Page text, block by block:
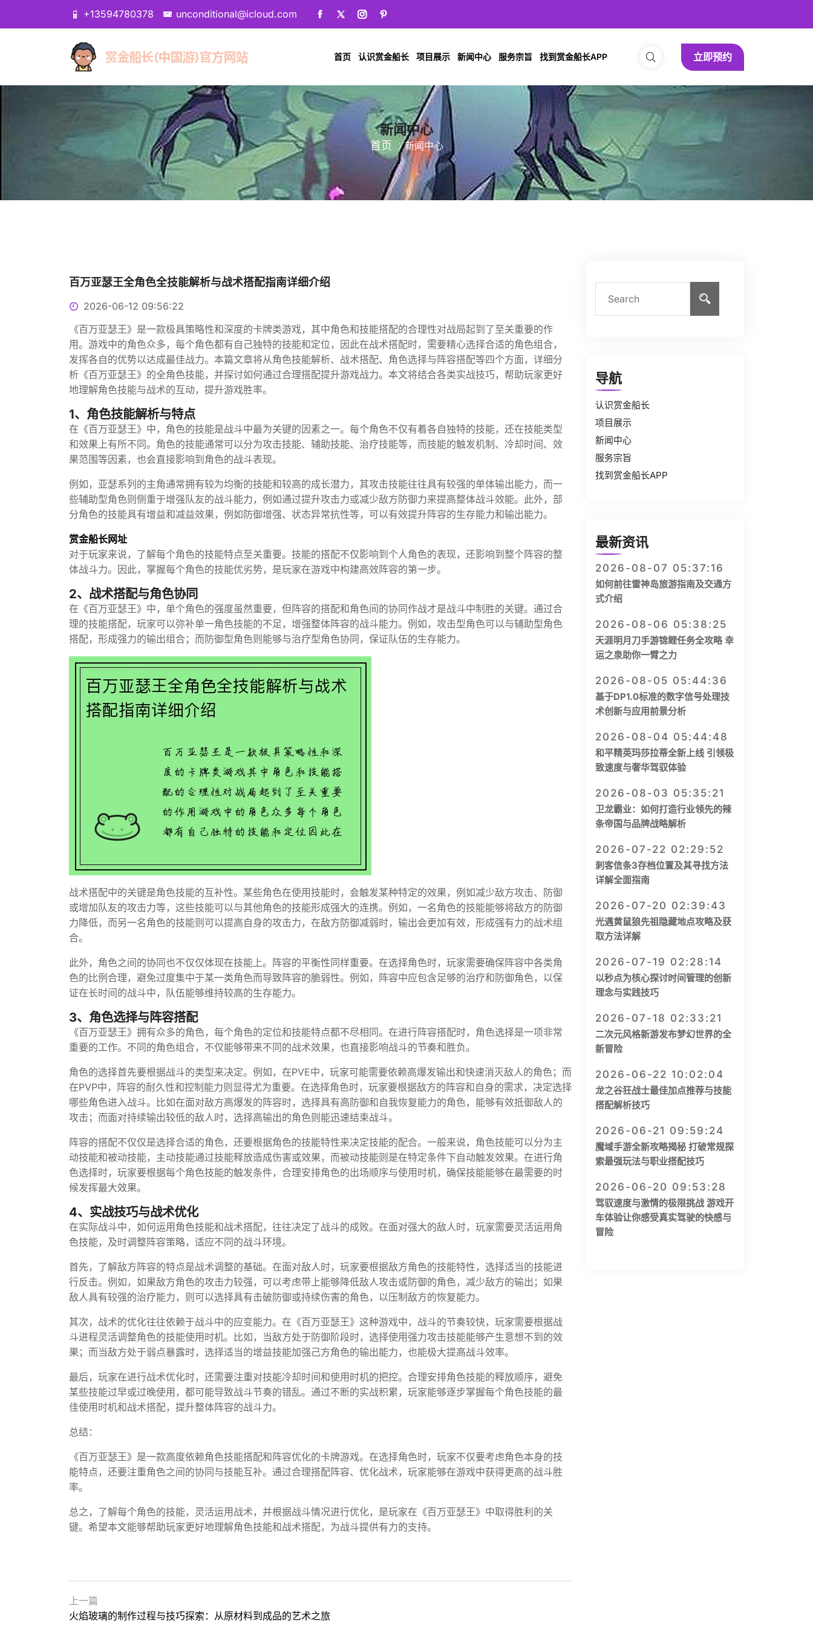
+13594780378 unconditional@icloud.com
首页 认识赏金船长 项目展示 新闻中心 服务宗旨 找到赏金船长APP 立即预约
新闻中心
首页 新闻中心
百万亚瑟王全角色全技能解析与战术搭配指南详细介绍
2026-06-12 09:56:22
《百万亚瑟王》是一款极具策略性和深度的卡牌类游戏，其中角色和技能搭配的合理性对战局起到了至关重要的作
用。游戏中的角色众多，每个角色都有自己独特的技能和定位，因此在战术搭配时，需要精心选择合适的角色组合，
发挥各自的优势以达成最佳战力。本篇文章将从角色技能解析、战术搭配、角色选择与阵容搭配等四个方面，详细分
析《百万亚瑟王》的全角色技能，并探讨如何通过合理搭配提升游戏战力。本文将结合各类实战技巧，帮助玩家更好
地理解角色技能与战术的互动，提升游戏胜率。
1、角色技能解析与特点
在《百万亚瑟王》中，角色的技能是战斗中最为关键的因素之一。每个角色不仅有着各自独特的技能，还在技能类型
和效果上有所不同。角色的技能通常可以分为攻击技能、辅助技能、治疗技能等，而技能的触发机制、冷却时间、效
果范围等因素，也会直接影响到角色的战斗表现。
例如，亚瑟系列的主角通常拥有较为均衡的技能和较高的成长潜力，其攻击技能往往具有较强的单体输出能力，而一
些辅助型角色则侧重于增强队友的战斗能力，例如通过提升攻击力或减少敌方防御力来提高整体战斗效能。此外，部
分角色的技能具有增益和减益效果，例如防御增强、状态异常抗性等，可以有效提升阵容的生存能力和输出能力。
赏金船长网址
对于玩家来说，了解每个角色的技能特点至关重要。技能的搭配不仅影响到个人角色的表现，还影响到整个阵容的整
体战斗力。因此，掌握每个角色的技能优劣势，是玩家在游戏中构建高效阵容的第一步。
2、战术搭配与角色协同
在《百万亚瑟王》中，单个角色的强度虽然重要，但阵容的搭配和角色间的协同作战才是战斗中制胜的关键。通过合
理的技能搭配，玩家可以弥补单一角色技能的不足，增强整体阵容的战斗能力。例如，攻击型角色可以与辅助型角色
搭配，形成强力的输出组合；而防御型角色则能够与治疗型角色协同，保证队伍的生存能力。
战术搭配中的关键是角色技能的互补性。某些角色在使用技能时，会触发某种特定的效果，例如减少敌方攻击、防御
或增加队友的攻击力等，这些技能可以与其他角色的技能形成强大的连携。例如，一名角色的技能能够将敌方的防御
力降低，而另一名角色的技能则可以提高自身的攻击力，在敌方防御减弱时，输出会更加有效，形成强有力的战术组
合。
此外，角色之间的协同也不仅仅体现在技能上。阵容的平衡性同样重要。在选择角色时，玩家需要确保阵容中各类角
色的比例合理，避免过度集中于某一类角色而导致阵容的脆弱性。例如，阵容中应包含足够的治疗和防御角色，以保
证在长时间的战斗中，队伍能够维持较高的生存能力。
3、角色选择与阵容搭配
《百万亚瑟王》拥有众多的角色，每个角色的定位和技能特点都不尽相同。在进行阵容搭配时，角色选择是一项非常
重要的工作。不同的角色组合，不仅能够带来不同的战术效果，也直接影响战斗的节奏和胜负。
角色的选择首先要根据战斗的类型来决定。例如，在PVE中，玩家可能需要依赖高爆发输出和快速消灭敌人的角色；而
在PVP中，阵容的耐久性和控制能力则显得尤为重要。在选择角色时，玩家要根据敌方的阵容和自身的需求，决定选择
哪些角色进入战斗。比如在面对敌方高爆发的阵容时，选择具有高防御和自我恢复能力的角色，能够有效抵御敌人的
攻击；而面对持续输出较低的敌人时，选择高输出的角色则能迅速结束战斗。
阵容的搭配不仅仅是选择合适的角色，还要根据角色的技能特性来决定技能的配合。一般来说，角色技能可以分为主
动技能和被动技能，主动技能通过技能释放造成伤害或效果，而被动技能则是在特定条件下自动触发效果。在进行角
色选择时，玩家要根据每个角色技能的触发条件，合理安排角色的出场顺序与使用时机，确保技能能够在最需要的时
候发挥最大效果。
4、实战技巧与战术优化
在实际战斗中，如何运用角色技能和战术搭配，往往决定了战斗的成败。在面对强大的敌人时，玩家需要灵活运用角
色技能，及时调整阵容策略，适应不同的战斗环境。
首先，了解敌方阵容的特点是战术调整的基础。在面对敌人时，玩家要根据敌方角色的技能特性，选择适当的技能进
行反击。例如，如果敌方角色的攻击力较强，可以考虑带上能够降低敌人攻击或防御的角色，减少敌方的输出；如果
敌人具有较强的治疗能力，则可以选择具有击破防御或持续伤害的角色，以压制敌方的恢复能力。
其次，战术的优化往往依赖于战斗中的应变能力。在《百万亚瑟王》这种游戏中，战斗的节奏较快，玩家需要根据战
斗进程灵活调整角色的技能使用时机。比如，当敌方处于防御阶段时，选择使用强力攻击技能能够产生意想不到的效
果；而当敌方处于弱点暴露时，选择适当的增益技能加强己方角色的输出能力，也能极大提高战斗效率。
最后，玩家在进行战术优化时，还需要注重对技能冷却时间和使用时机的把控。合理安排角色技能的释放顺序，避免
某些技能过早或过晚使用，都可能导致战斗节奏的错乱。通过不断的实战积累，玩家能够逐步掌握每个角色技能的最
佳使用时机和战术搭配，提升整体阵容的战斗力。
总结：
《百万亚瑟王》是一款高度依赖角色技能搭配和阵容优化的卡牌游戏。在选择角色时，玩家不仅要考虑角色本身的技
能特点，还要注重角色之间的协同与技能互补。通过合理搭配阵容、优化战术，玩家能够在游戏中获得更高的战斗胜
率。
总之，了解每个角色的技能，灵活运用战术，并根据战斗情况进行优化，是玩家在《百万亚瑟王》中取得胜利的关
键。希望本文能够帮助玩家更好地理解角色技能和战术搭配，为战斗提供有力的支持。
上一篇
火焰玻璃的制作过程与技巧探索：从原材料到成品的艺术之旅
导航
认识赏金船长
项目展示
新闻中心
服务宗旨
找到赏金船长APP
最新资讯
2026-08-07 05:37:16
如何前往雷神岛旅游指南及交通方
式介绍
2026-08-06 05:38:25
天涯明月刀手游锦鲤任务全攻略 幸
运之泉助你一臂之力
2026-08-05 05:44:36
基于DP1.0标准的数字信号处理技
术创新与应用前景分析
2026-08-04 05:44:48
和平精英玛莎拉蒂全新上线 引领极
致速度与奢华驾驭体验
2026-08-03 05:35:21
卫龙霸业：如何打造行业领先的辣
条帝国与品牌战略解析
2026-07-22 02:29:52
刺客信条3存档位置及其寻找方法
详解全面指南
2026-07-20 02:39:43
光遇黄鼠狼先祖隐藏地点攻略及获
取方法详解
2026-07-19 02:28:14
以秒点为核心探讨时间管理的创新
理念与实践技巧
2026-07-18 02:33:21
二次元风格新游发布梦幻世界的全
新冒险
2026-06-22 10:02:04
龙之谷狂战士最佳加点推荐与技能
搭配解析技巧
2026-06-21 09:59:24
魔域手游全新攻略揭秘 打破常规探
索最强玩法与职业搭配技巧
2026-06-20 09:53:28
驾驭速度与激情的极限挑战 游戏开
车体验让你感受真实驾驶的快感与
冒险